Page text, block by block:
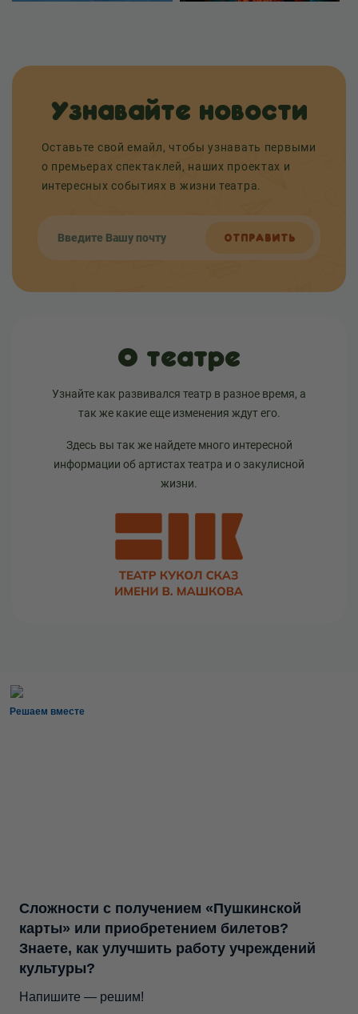
Узнавайте новости
Оставьте свой емайл, чтобы узнавать первыми
о премьерах спектаклей, наших проектах и
интересных событиях в жизни театра.
ОТПРАВИТЬ
О театре
Узнайте как развивался театр в разное время, а
так же какие еще изменения ждут его.
Здесь вы так же найдете много интересной
информации об артистах театра и о закулисной
жизни.
Решаем вместе
Сложности с получением «Пушкинской
карты» или приобретением билетов?
Знаете, как улучшить работу учреждений
культуры?
Напишите — решим!